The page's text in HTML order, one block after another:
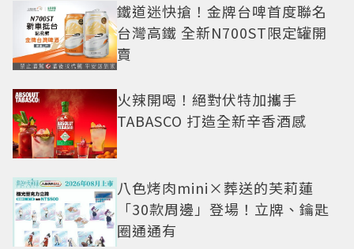
鐵道迷快搶！金牌台啤首度聯名
台灣高鐵 全新N700ST限定罐開
賣
火辣開喝！絕對伏特加攜手
TABASCO 打造全新辛香酒感
八色烤肉mini×葬送的芙莉蓮
「30款周邊」登場！立牌、鑰匙
圈通通有